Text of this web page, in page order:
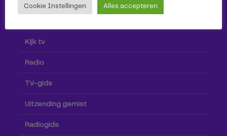
Kijk tv
Radio
TV-gids
Uitzending gemist
Radiogids
Cookie Instellingen Alles accepteren